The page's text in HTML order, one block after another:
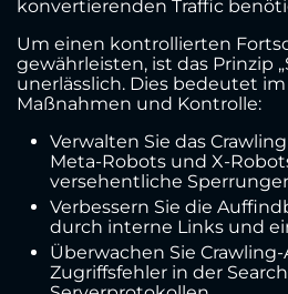
konvertierenden Traffic
Um einen kontrollierten
gewährleisten, ist das Prinzip
unerlässlich. Dies bedeutet
Maßnahmen und Kontrolle:
Verwalten Sie das
Meta-Robots und X-
versehentliche
Verbessern Sie die
durch interne Links und
Überwachen Sie
Zugriffsfehler in der